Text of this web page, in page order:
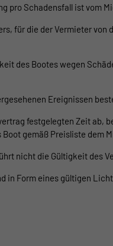
pro Schadensfall ist vom
für die der Vermieter
des Bootes wegen
Ereignissen
festgelegten Zeit
gemäß Preisliste dem
nicht die Gültigkeit des
in Form eines gültigen